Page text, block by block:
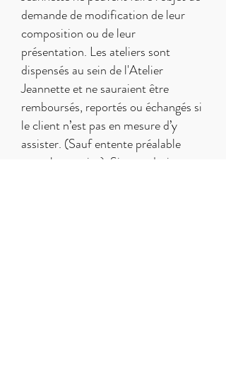
demande de modification de leur
composition ou de leur
présentation. Les ateliers sont
dispensés au sein de l'Atelier
Jeannette et ne sauraient être
remboursés, reportés ou échangés si
le client n’est pas en mesure d’y
assister. (Sauf entente préalable
entre les parties). Si nous devions